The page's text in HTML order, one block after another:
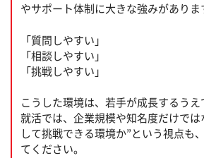
やサポート体制に大きな強みがありま
「質問しやすい」
「相談しやすい」
「挑戦しやすい」
こうした環境は、若手が成長するうえ
就活では、企業規模や知名度だけでは
して挑戦できる環境か”という視点も
てください。